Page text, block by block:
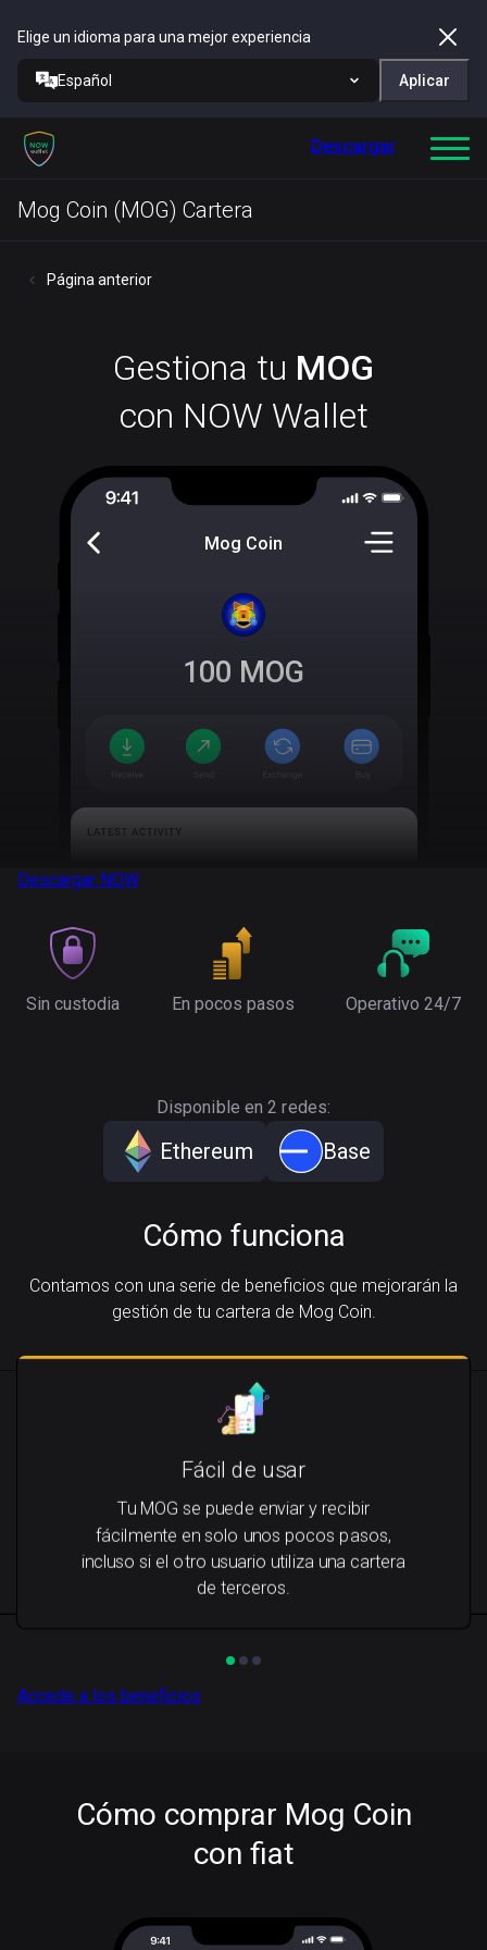
Elige un idioma para una mejor experiencia
Español Aplicar
Descargar
Mog Coin (MOG) Cartera
Página anterior
Gestiona tu MOG
con NOW Wallet
Mog Coin
100 MOG
Descargar NOW
Sin custodia En pocos pasos Operativo 24/7
Disponible en 2 redes:
Ethereum Base
Cómo funciona
Contamos con una serie de beneficios que mejorarán la
gestión de tu cartera de Mog Coin.
Fácil de usar
Tu MOG se puede enviar y recibir
fácilmente en solo unos pocos pasos,
incluso si el otro usuario utiliza una cartera
de terceros.
Accede a los beneficios
Cómo comprar Mog Coin
con fiat